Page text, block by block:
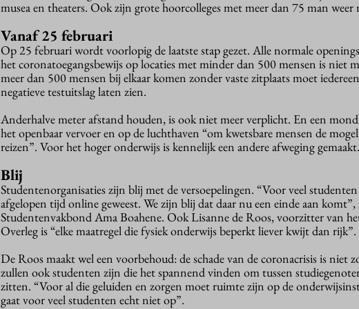
musea en theaters. Ook zijn grote hoorcolleges met meer dan 75 man
Vanaf 25 februari
Op 25 februari wordt voorlopig de laatste stap gezet. Alle normale
het coronatoegangsbewijs op locaties met minder dan 500 mensen is niet
meer dan 500 mensen bij elkaar komen zonder vaste zitplaats moet
negatieve testuitslag laten zien.
Anderhalve meter afstand houden, is ook niet meer verplicht. En een
het openbaar vervoer en op de luchthaven “om kwetsbare mensen de
reizen”. Voor het hoger onderwijs is kennelijk een andere afweging gemaakt.
Blij
Studentenorganisaties zijn blij met de versoepelingen. “Voor veel
afgelopen tijd online geweest. We zijn blij dat daar nu een einde aan
Studentenvakbond Ama Boahene. Ook Lisanne de Roos, voorzitter van
Overleg is “elke maatregel die fysiek onderwijs beperkt liever kwijt dan rijk”.
De Roos maakt wel een voorbehoud: de schade van de coronacrisis is niet
zullen ook studenten zijn die het spannend vinden om tussen
zitten. “Voor al die geluiden en zorgen moet ruimte zijn op de
gaat voor veel studenten echt niet op”.